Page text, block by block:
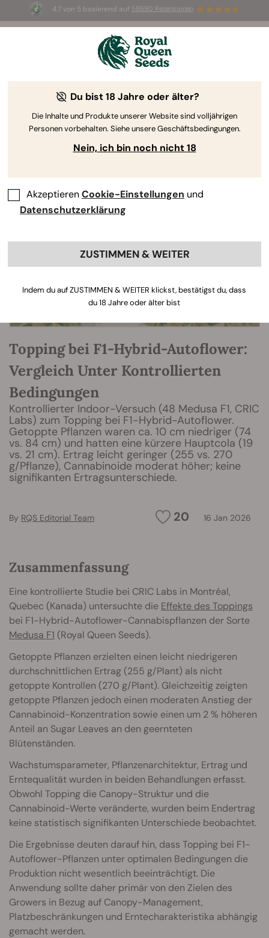
4.7 von 5 basierend auf 58690 Rezensionen
2-für-1—Nur für kurze Zeit
2d 10h 50m 28s
The RQS Blog
Topping bei F1-Hybrid-Autoflower:
Vergleich Unter Kontrollierten
Bedingungen
Kontrollierter Indoor-Versuch (48 Medusa F1, CRIC
Labs) zum Topping bei F1-Hybrid-Autoflower.
Getoppte Pflanzen waren ca. 10 cm niedriger (74
vs. 84 cm) und hatten eine kürzere Hauptcola (19
vs. 21 cm). Ertrag leicht geringer (255 vs. 270
g/Pflanze), Cannabinoide moderat höher; keine
signifikanten Ertragsunterschiede.
20 16 Jan 2026
By RQS Editorial Team
Zusammenfassung
Eine kontrollierte Studie bei CRIC Labs in Montréal,
Quebec (Kanada) untersuchte die Effekte des Toppings
bei F1-Hybrid-Autoflower-Cannabispflanzen der Sorte
Medusa F1 (Royal Queen Seeds).
Getoppte Pflanzen erzielten einen leicht niedrigeren
durchschnittlichen Ertrag (255 g/Plant) als nicht
getoppte Kontrollen (270 g/Plant). Gleichzeitig zeigten
getoppte Pflanzen jedoch einen moderaten Anstieg der
Cannabinoid-Konzentration sowie einen um 2 % höheren
Anteil an Sugar Leaves an den geernteten
Blütenständen.
Wachstumsparameter, Pflanzenarchitektur, Ertrag und
Erntequalität wurden in beiden Behandlungen erfasst.
Obwohl Topping die Canopy-Struktur und die
Cannabinoid-Werte veränderte, wurden beim Endertrag
keine statistisch signifikanten Unterschiede beobachtet.
Die Ergebnisse deuten darauf hin, dass Topping bei F1-
Autoflower-Pflanzen unter optimalen Bedingungen die
Produktion nicht wesentlich beeinträchtigt. Die
Anwendung sollte daher primär von den Zielen des
Growers in Bezug auf Canopy-Management,
Platzbeschränkungen und Erntecharakteristika abhängig
gemacht werden.
Du bist 18 Jahre oder älter?
Die Inhalte und Produkte unserer Website sind volljährigen
Personen vorbehalten. Siehe unsere Geschäftsbedingungen.
Nein, ich bin noch nicht 18
AkzeptierenCookie-Einstellungen und
Datenschutzerklärung
ZUSTIMMEN & WEITER
Indem du auf ZUSTIMMEN & WEITER klickst, bestätigst du, dass
du 18 Jahre oder älter bist